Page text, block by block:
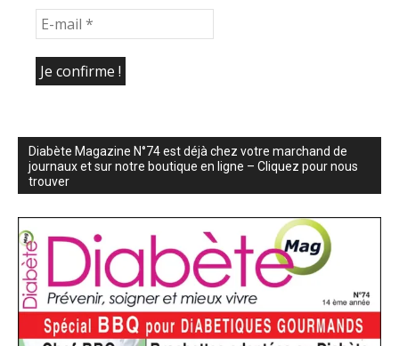
Diabète Magazine N°74 est déjà chez votre marchand de
journaux et sur notre boutique en ligne – Cliquez pour nous
trouver